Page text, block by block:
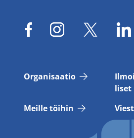
Or­ga­ni­saa­tio
Meil­le töi­hin